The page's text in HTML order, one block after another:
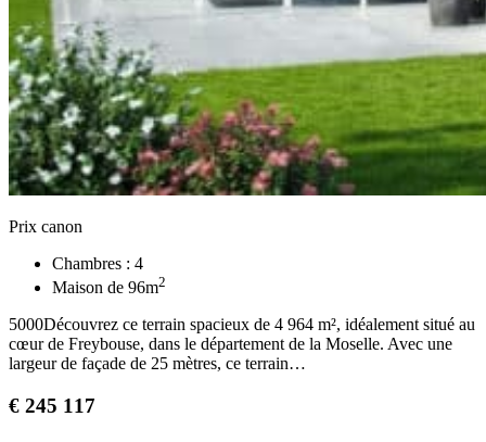
Prix canon
Chambres : 4
Maison de 96m2
5000Découvrez ce terrain spacieux de 4 964 m², idéalement situé au
cœur de Freybouse, dans le département de la Moselle. Avec une
largeur de façade de 25 mètres, ce terrain…
€ 245 117